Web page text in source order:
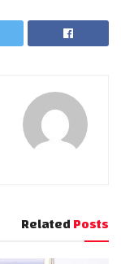
RelatedPosts